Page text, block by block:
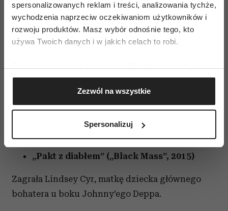
spersonalizowanych reklam i treści, analizowania tychże,
wychodzenia naprzeciw oczekiwaniom użytkowników i
rozwoju produktów. Masz wybór odnośnie tego, kto
używa Twoich danych i w jakich celach to robi.
Gromadzić dane dotyczące Twojej lokalizacji
geograficznej z dokładnością nawet do kilku metrów
Identyfikować Twoje urządzenie, aktywnie
(fingerprinting, czyli wirtualny odcisk palca)
dane są przetwarzane oraz ustaw własne preferencje w
zmienić lub wycofać swoją zgodę w dowolnej chwili.
Zezwól na wszystkie
Spersonalizuj
akceptuj pliki cookie marketingowe
Dakota Johnson – filmy
„Pakt z diabłem” („Black Mass”, 2015)
Zagrała Lindsey Cyr, matkę dziecka głównego
bohatera u boku Johnny’ego Deppa.